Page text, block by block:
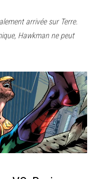
arrivée sur Terre.
Hawkman ne peut